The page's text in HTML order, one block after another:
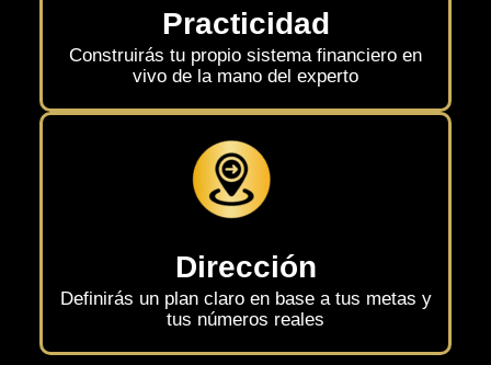
Practicidad
Construirás tu propio sistema financiero en
vivo de la mano del experto
Dirección
Definirás un plan claro en base a tus metas y
tus números reales